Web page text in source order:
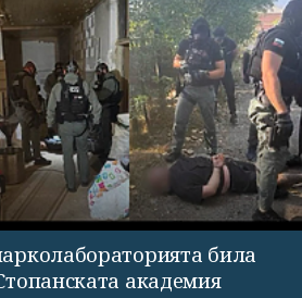
била
академия